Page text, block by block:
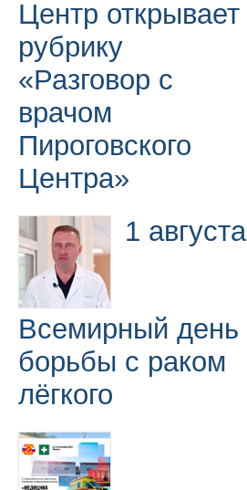
Центр открывает
рубрику
«Разговор с
врачом
Пироговского
Центра»
1 августа
Всемирный день
борьбы с раком
лёгкого